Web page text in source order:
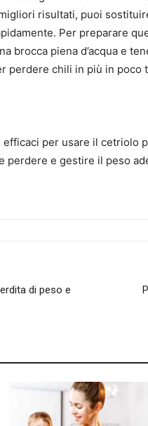
risultati, puoi
Per preparare
brocca piena d’acqua e
perdere chili in più in poco
per usare il cetriolo
perdere e gestire il peso
di peso e